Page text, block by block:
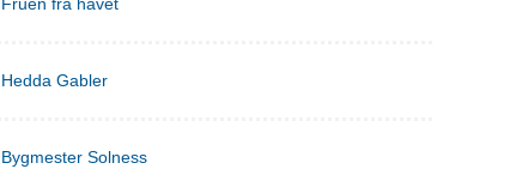
Hedda Gabler
Bygmester Solness